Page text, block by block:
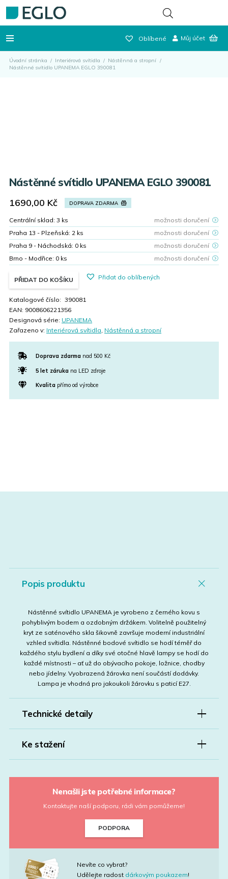
Oblíbené Můj účet
Úvodní stránka / Interiérová svítidla / Nástěnná a stropní /
Nástěnné svítidlo UPANEMA EGLO 390081
Nástěnné svítidlo UPANEMA EGLO 390081
1690,00 Kč DOPRAVA ZDARMA
Centrální sklad: 3 ks
možnosti doručení
Praha 13 - Plzeňská: 2 ks
možnosti doručení
Praha 9 - Náchodská: 0 ks
možnosti doručení
Brno - Modřice: 0 ks možnosti doručení
PŘIDAT DO KOŠÍKU Přidat do oblíbených
Katalogové číslo: 390081
EAN: 9008606221356
Designová série: UPANEMA
Zařazeno v: Interiérová svítidla, Nástěnná a stropní
Doprava zdarma nad 500 Kč
5 let zárukana LED zdroje
Kvalitapřímo od výrobce
Popis produktu
Nástěnné svítidlo UPANEMA je vyrobeno z černého kovu s
pohyblivým bodem a ozdobným držákem. Volitelně použitelný
kryt ze saténového skla šikovně završuje moderní industriální
vzhled svítidla. Nástěnné bodové svítidlo se hodí téměř do
každého stylu bydlení a díky své otočné hlavě lampy se hodí do
každé místnosti – ať už do obývacího pokoje, ložnice, chodby
nebo jídelny. Vyobrazená žárovka není součástí dodávky.
Lampa je vhodná pro jakoukoli žárovku s paticí E27.
Technické detaily
Ke stažení
Nenašli jste potřebné informace?
Kontaktujte naší podporu, rádi vám pomůžeme!
PODPORA
Nevíte co vybrat?
Udělejte radost dárkovým poukazem!